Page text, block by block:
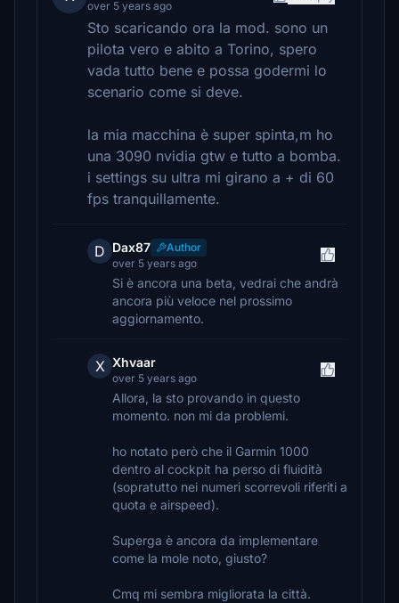
over 5 years ago
Sto scaricando ora la mod. sono un
pilota vero e abito a Torino, spero
vada tutto bene e possa godermi lo
scenario come si deve.
la mia macchina è super spinta,m ho
una 3090 nvidia gtw e tutto a bomba.
i settings su ultra mi girano a + di 60
fps tranquillamente.
D Dax87
Author
over 5 years ago
Si è ancora una beta, vedrai che andrà
ancora più veloce nel prossimo
aggiornamento.
X Xhvaar
over 5 years ago
Allora, la sto provando in questo
momento. non mi da problemi.
ho notato però che il Garmin 1000
dentro al cockpit ha perso di fluidità
(sopratutto nei numeri scorrevoli riferiti a
quota e airspeed).
Superga è ancora da implementare
come la mole noto, giusto?
Cmq mi sembra migliorata la città.